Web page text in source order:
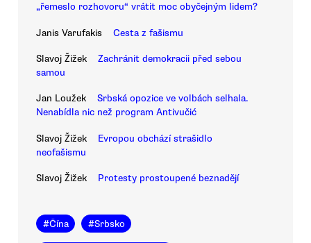
„řemeslo rozhovoru“ vrátit moc obyčejným lidem?
Janis Varufakis Cesta z fašismu
Slavoj Žižek
Zachránit demokracii před sebou
samou
Jan Loužek
Srbská opozice ve volbách selhala.
Nenabídla nic než program Antivučić
Slavoj Žižek
Evropou obchází strašidlo
neofašismu
Slavoj Žižek Protesty prostoupené beznadějí
#Čína #Srbsko